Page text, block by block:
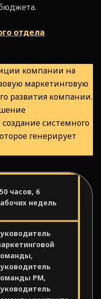
отдела
компании на
маркетинговую
развития компании.
системного
генерирует
часов, 6
недель
PM,